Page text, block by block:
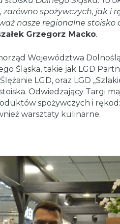
zarówno spożywczych, jak i
nasze regionalne stoisko
Grzegorz Macko.
Województwa
Śląska, takie jak LGD
LGD, oraz LGD
Odwiedzający Targi
spożywczych i
warsztaty kulinarne.